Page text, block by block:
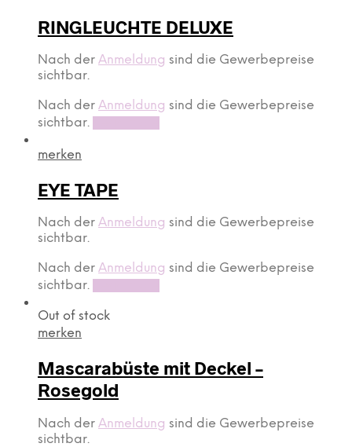
RINGLEUCHTE DELUXE
Nach der Anmeldung sind die Gewerbepreise
sichtbar.
Nach der Anmeldung sind die Gewerbepreise
sichtbar.
merken
EYE TAPE
Nach der Anmeldung sind die Gewerbepreise
sichtbar.
Nach der Anmeldung sind die Gewerbepreise
sichtbar.
Out of stock
merken
Mascarabüste mit Deckel –
Rosegold
Nach der Anmeldung sind die Gewerbepreise
sichtbar.